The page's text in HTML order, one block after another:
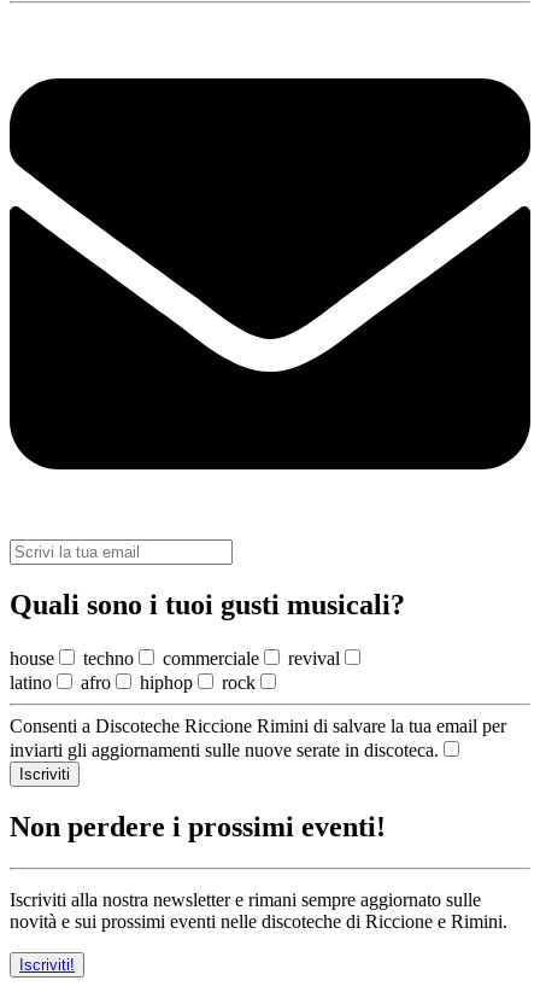
Quali sono i tuoi gusti musicali?
house techno commerciale
revival
latino
afro hiphop rock
Consenti a Discoteche Riccione Rimini di salvare la tua email per
inviarti gli aggiornamenti sulle nuove serate in discoteca.
Iscriviti
Non perdere i prossimi eventi!
Iscriviti alla nostra newsletter e rimani sempre aggiornato sulle
novità e sui prossimi eventi nelle discoteche di Riccione e Rimini.
Iscriviti!